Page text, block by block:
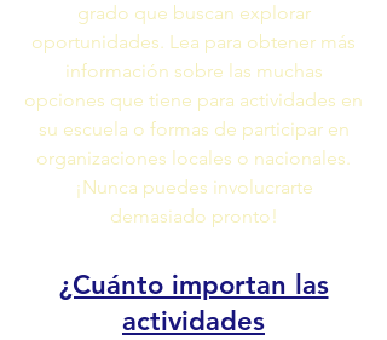
grado que buscan explorar
oportunidades. Lea para obtener más
información sobre las muchas
opciones que tiene para actividades en
su escuela o formas de participar en
organizaciones locales o nacionales.
¡Nunca puedes involucrarte
demasiado pronto!
¿Cuánto importan las
actividades